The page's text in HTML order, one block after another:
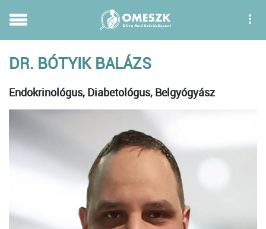
DR. BÓTYIK BALÁZS
Endokrinológus, Diabetológus, Belgyógyász